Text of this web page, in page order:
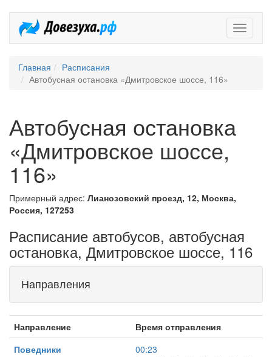
Главная
Расписания
Автобусная остановка «Дмитровское шоссе, 116»
Автобусная остановка
«Дмитровское шоссе,
116»
Примерный адрес: Лианозовский проезд, 12, Москва,
Россия, 127253
Расписание автобусов, автобусная
остановка, Дмитровское шоссе, 116
Направления
Направление
Время отправления
Поведники
00:23